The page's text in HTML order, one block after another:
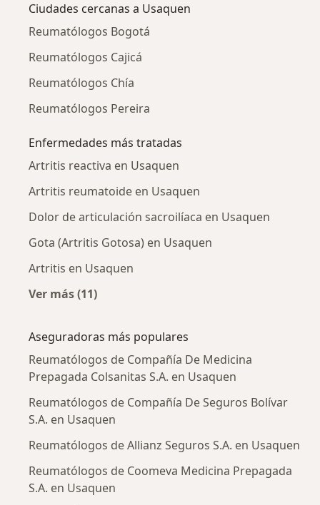
Ciudades cercanas a Usaquen
Reumatólogos Bogotá
Reumatólogos Cajicá
Reumatólogos Chía
Reumatólogos Pereira
Enfermedades más tratadas
Artritis reactiva en Usaquen
Artritis reumatoide en Usaquen
Dolor de articulación sacroilíaca en Usaquen
Gota (Artritis Gotosa) en Usaquen
Artritis en Usaquen
Ver más (11)
Aseguradoras más populares
Reumatólogos de Compañía De Medicina
Prepagada Colsanitas S.A. en Usaquen
Reumatólogos de Compañía De Seguros Bolívar
S.A. en Usaquen
Reumatólogos de Allianz Seguros S.A. en Usaquen
Reumatólogos de Coomeva Medicina Prepagada
S.A. en Usaquen